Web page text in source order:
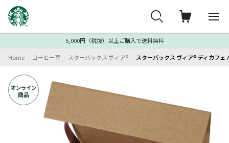
5,000円（税抜）以上ご購入で送料無料
Home コーヒー豆 スターバックス ヴィア® スターバックス ヴィア® ディカフェ
オンライン
商品